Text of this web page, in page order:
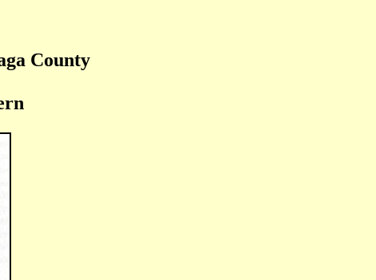
County